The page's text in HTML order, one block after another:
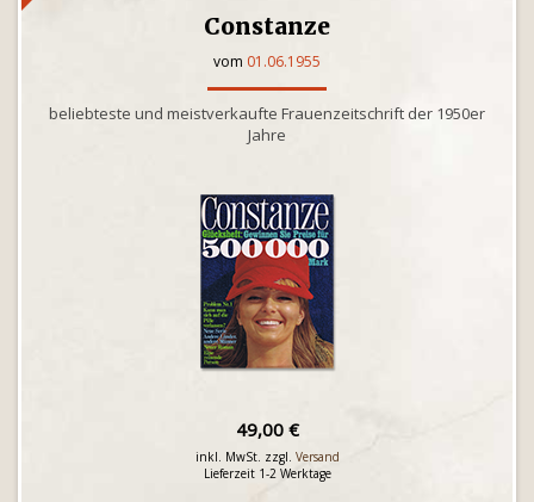
Constanze
vom 01.06.1955
beliebteste und meistverkaufte Frauenzeitschrift der 1950er
Jahre
49,00 €
inkl. MwSt. zzgl. Versand
Lieferzeit 1-2 Werktage